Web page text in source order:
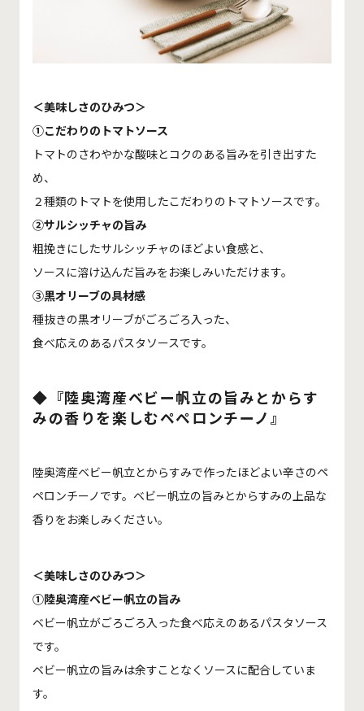
＜美味しさのひみつ＞
①こだわりのトマトソース
トマトのさわやかな酸味とコクのある旨みを引き出すた
め、
２種類のトマトを使用したこだわりのトマトソースです。
②サルシッチャの旨み
粗挽きにしたサルシッチャのほどよい食感と、
ソースに溶け込んだ旨みをお楽しみいただけます。
③黒オリーブの具材感
種抜きの黒オリーブがごろごろ入った、
食べ応えのあるパスタソースです。
◆『陸奥湾産ベビー帆立の旨みとからす
みの香りを楽しむペペロンチーノ』
陸奥湾産ベビー帆立とからすみで作ったほどよい辛さのペ
ペロンチーノです。ベビー帆立の旨みとからすみの上品な
香りをお楽しみください。
＜美味しさのひみつ＞
①陸奥湾産ベビー帆立の旨み
ベビー帆立がごろごろ入った食べ応えのあるパスタソース
です。
ベビー帆立の旨みは余すことなくソースに配合していま
す。